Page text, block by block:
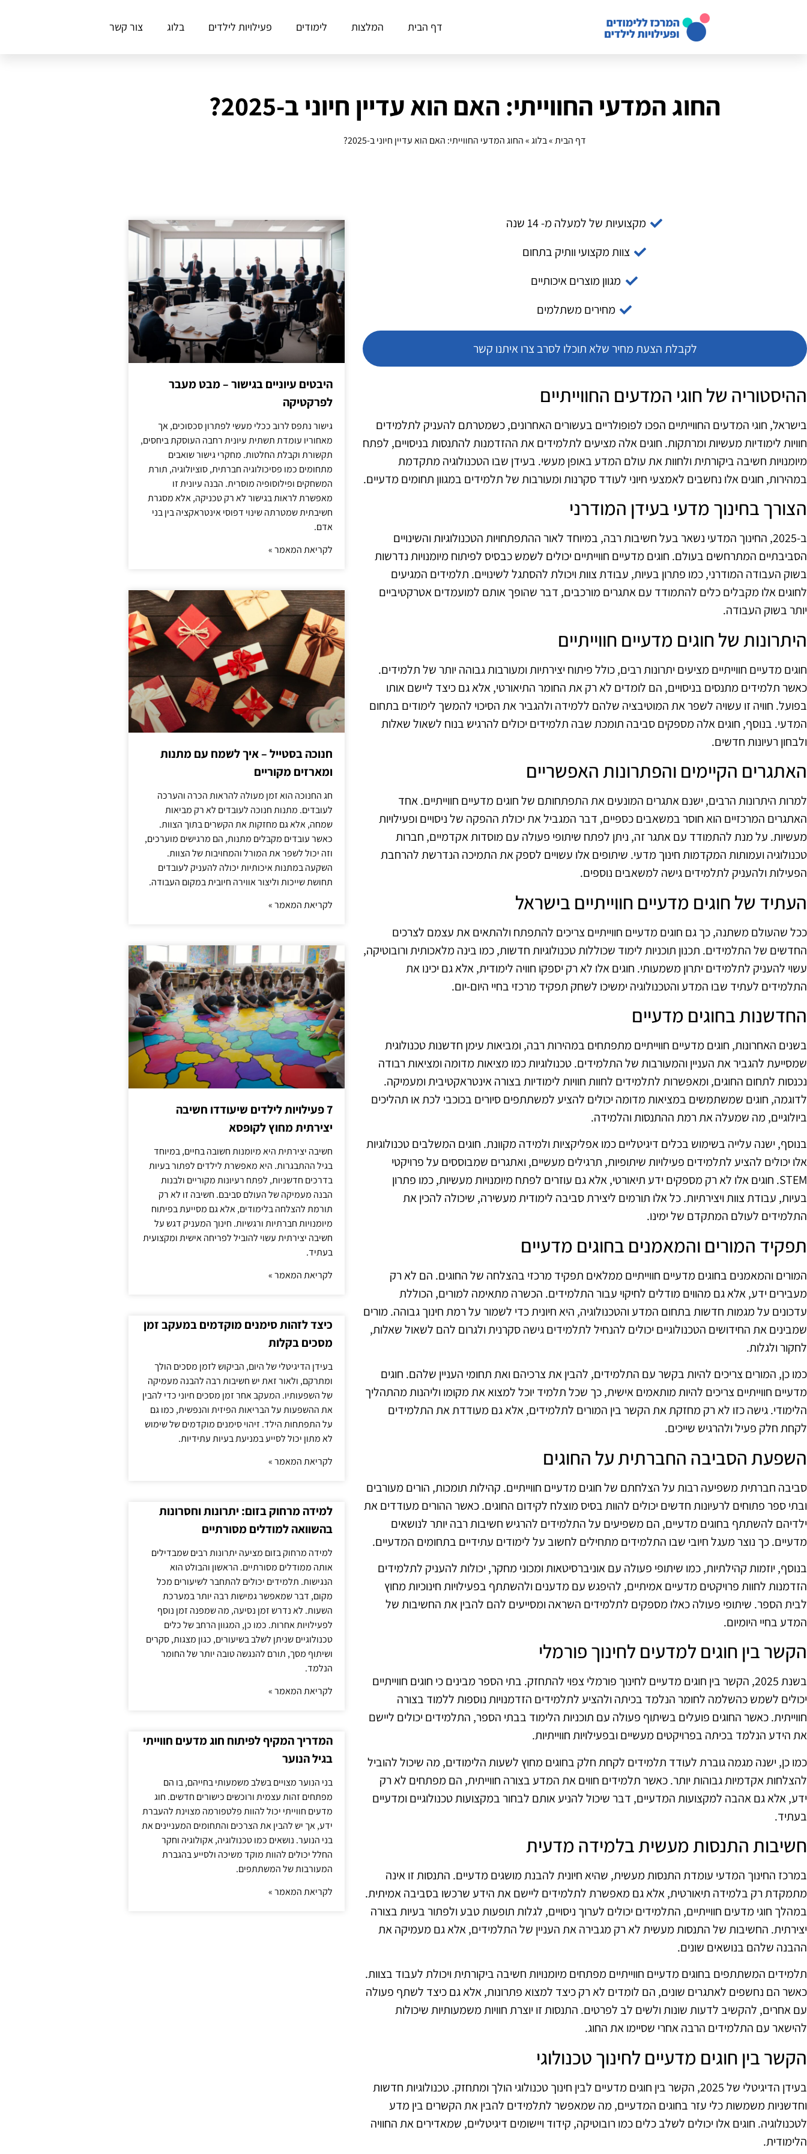
דף הבית המלצות לימודים פעילויות לילדים בלוג צור קשר
החוג המדעי החווייתי: האם הוא עדיין חיוני ב‑2025?
דף הבית»בלוג»החוג המדעי החווייתי: האם הוא עדיין חיוני ב‑2025?
מקצועיות של למעלה מ- 14 שנה
צוות מקצועי וותיק בתחום
מגוון מוצרים איכותיים
מחירים משתלמים
לקבלת הצעת מחיר שלא תוכלו לסרב צרו איתנו קשר
ההיסטוריה של חוגי המדעים החווייתיים
בישראל, חוגי המדעים החווייתיים הפכו לפופולריים בעשורים האחרונים, כשמטרתם להעניק לתלמידים
חוויות לימודיות מעשיות ומרתקות. חוגים אלה מציעים לתלמידים את ההזדמנות להתנסות בניסויים, לפתח
מיומנויות חשיבה ביקורתית ולחוות את עולם המדע באופן מעשי. בעידן שבו הטכנולוגיה מתקדמת
במהירות, חוגים אלו נחשבים לאמצעי חיוני לעודד סקרנות ומעורבות של תלמידים במגוון תחומים מדעיים.
הצורך בחינוך מדעי בעידן המודרני
ב‑2025, החינוך המדעי נשאר בעל חשיבות רבה, במיוחד לאור ההתפתחויות הטכנולוגיות והשינויים
הסביבתיים המתרחשים בעולם. חוגים מדעיים חווייתיים יכולים לשמש כבסיס לפיתוח מיומנויות נדרשות
בשוק העבודה המודרני, כמו פתרון בעיות, עבודת צוות ויכולת להסתגל לשינויים. תלמידים המגיעים
לחוגים אלו מקבלים כלים להתמודד עם אתגרים מורכבים, דבר שהופך אותם למועמדים אטרקטיביים
יותר בשוק העבודה.
היתרונות של חוגים מדעיים חווייתיים
חוגים מדעיים חווייתיים מציעים יתרונות רבים, כולל פיתוח יצירתיות ומעורבות גבוהה יותר של תלמידים.
כאשר תלמידים מתנסים בניסויים, הם לומדים לא רק את החומר התיאורטי, אלא גם כיצד ליישם אותו
בפועל. חוויה זו עשויה לשפר את המוטיבציה שלהם ללמידה ולהגביר את הסיכוי להמשך לימודים בתחום
המדעי. בנוסף, חוגים אלה מספקים סביבה תומכת שבה תלמידים יכולים להרגיש בנוח לשאול שאלות
ולבחון רעיונות חדשים.
האתגרים הקיימים והפתרונות האפשריים
למרות היתרונות הרבים, ישנם אתגרים המונעים את התפתחותם של חוגים מדעיים חווייתיים. אחד
האתגרים המרכזיים הוא חוסר במשאבים כספיים, דבר המגביל את יכולת ההפקה של ניסויים ופעילויות
מעשיות. על מנת להתמודד עם אתגר זה, ניתן לפתח שיתופי פעולה עם מוסדות אקדמיים, חברות
טכנולוגיה ועמותות המקדמות חינוך מדעי. שיתופים אלו עשויים לספק את התמיכה הנדרשת להרחבת
הפעילות ולהעניק לתלמידים גישה למשאבים נוספים.
העתיד של חוגים מדעיים חווייתיים בישראל
ככל שהעולם משתנה, כך גם חוגים מדעיים חווייתיים צריכים להתפתח ולהתאים את עצמם לצרכים
החדשים של התלמידים. תכנון תוכניות לימוד שכוללות טכנולוגיות חדשות, כמו בינה מלאכותית ורובוטיקה,
עשוי להעניק לתלמידים יתרון משמעותי. חוגים אלו לא רק יספקו חוויה לימודית, אלא גם יכינו את
התלמידים לעתיד שבו המדע והטכנולוגיה ימשיכו לשחק תפקיד מרכזי בחיי היום-יום.
החדשנות בחוגים מדעיים
בשנים האחרונות, חוגים מדעיים חווייתיים מתפתחים במהירות רבה, ומביאות עימן חדשנות טכנולוגית
שמסייעת להגביר את העניין והמעורבות של התלמידים. טכנולוגיות כמו מציאות מדומה ומציאות רבודה
נכנסות לתחום החוגים, ומאפשרות לתלמידים לחוות חוויות לימודיות בצורה אינטראקטיבית ומעמיקה.
לדוגמה, חוגים שמשתמשים במציאות מדומה יכולים להציע למשתתפים סיורים בכוכבי לכת או תהליכים
ביולוגיים, מה שמעלה את רמת ההתנסות והלמידה.
בנוסף, ישנה עלייה בשימוש בכלים דיגיטליים כמו אפליקציות ולמידה מקוונת. חוגים המשלבים טכנולוגיות
אלו יכולים להציע לתלמידים פעילויות שיתופיות, תרגילים מעשיים, ואתגרים שמבוססים על פרויקטי
STEM. חוגים אלו לא רק מספקים ידע תיאורטי, אלא גם עוזרים לפתח מיומנויות מעשיות, כמו פתרון
בעיות, עבודת צוות ויצירתיות. כל אלו תורמים ליצירת סביבה לימודית מעשירה, שיכולה להכין את
התלמידים לעולם המתקדם של ימינו.
תפקיד המורים והמאמנים בחוגים מדעיים
המורים והמאמנים בחוגים מדעיים חווייתיים ממלאים תפקיד מרכזי בהצלחה של החוגים. הם לא רק
מעבירים ידע, אלא גם מהווים מודלים לחיקוי עבור התלמידים. הכשרה מתאימה למורים, הכוללת
עדכונים על מגמות חדשות בתחום המדע והטכנולוגיה, היא חיונית כדי לשמור על רמת חינוך גבוהה. מורים
שמבינים את החידושים הטכנולוגיים יכולים להנחיל לתלמידים גישה סקרנית ולגרום להם לשאול שאלות,
לחקור ולגלות.
כמו כן, המורים צריכים להיות בקשר עם התלמידים, להבין את צרכיהם ואת תחומי העניין שלהם. חוגים
מדעיים חווייתיים צריכים להיות מותאמים אישית, כך שכל תלמיד יוכל למצוא את מקומו וליהנות מהתהליך
הלימודי. גישה כזו לא רק מחזקת את הקשר בין המורים לתלמידים, אלא גם מעודדת את התלמידים
לקחת חלק פעיל ולהרגיש שייכים.
השפעת הסביבה החברתית על החוגים
סביבה חברתית משפיעה רבות על הצלחתם של חוגים מדעיים חווייתיים. קהילות תומכות, הורים מעורבים
ובתי ספר פתוחים לרעיונות חדשים יכולים להוות בסיס מוצלח לקידום החוגים. כאשר ההורים מעודדים את
ילדיהם להשתתף בחוגים מדעיים, הם משפיעים על התלמידים להרגיש חשיבות רבה יותר לנושאים
מדעיים. כך נוצר מעגל חיובי שבו התלמידים מתחילים לחשוב על לימודים עתידיים בתחומים המדעיים.
בנוסף, יוזמות קהילתיות, כמו שיתופי פעולה עם אוניברסיטאות ומכוני מחקר, יכולות להעניק לתלמידים
הזדמנות לחוות פרויקטים מדעיים אמיתיים, להיפגש עם מדענים ולהשתתף בפעילויות חינוכיות מחוץ
לבית הספר. שיתופי פעולה כאלו מספקים לתלמידים השראה ומסייעים להם להבין את החשיבות של
המדע בחיי היומיום.
הקשר בין חוגים למדעים לחינוך פורמלי
בשנת 2025, הקשר בין חוגים מדעיים לחינוך פורמלי צפוי להתחזק. בתי הספר מבינים כי חוגים חווייתיים
יכולים לשמש כהשלמה לחומר הנלמד בכיתה ולהציע לתלמידים הזדמנויות נוספות ללמוד בצורה
חווייתית. כאשר החוגים פועלים בשיתוף פעולה עם תוכניות הלימוד בבתי הספר, התלמידים יכולים ליישם
את הידע הנלמד בכיתה בפרויקטים מעשיים ובפעילויות חווייתיות.
כמו כן, ישנה מגמה גוברת לעודד תלמידים לקחת חלק בחוגים מחוץ לשעות הלימודים, מה שיכול להוביל
להצלחות אקדמיות גבוהות יותר. כאשר תלמידים חווים את המדע בצורה חווייתית, הם מפתחים לא רק
ידע, אלא גם אהבה למקצועות המדעיים, דבר שיכול להניע אותם לבחור במקצועות טכנולוגיים ומדעיים
בעתיד.
חשיבות התנסות מעשית בלמידה מדעית
במרכז החינוך המדעי עומדת התנסות מעשית, שהיא חיונית להבנת מושגים מדעיים. התנסות זו אינה
מתמקדת רק בלמידה תיאורטית, אלא גם מאפשרת לתלמידים ליישם את הידע שרכשו בסביבה אמיתית.
במהלך חוגי מדעים חווייתיים, התלמידים יכולים לערוך ניסויים, לגלות תופעות טבע ולפתור בעיות בצורה
יצירתית. החשיבות של התנסות מעשית לא רק מגבירה את העניין של התלמידים, אלא גם מעמיקה את
ההבנה שלהם בנושאים שונים.
תלמידים המשתתפים בחוגים מדעיים חווייתיים מפתחים מיומנויות חשיבה ביקורתית ויכולת לעבוד בצוות.
כאשר הם נחשפים לאתגרים שונים, הם לומדים לא רק כיצד למצוא פתרונות, אלא גם כיצד לשתף פעולה
עם אחרים, להקשיב לדעות שונות ולשים לב לפרטים. התנסות זו יוצרת חוויות משמעותיות שיכולות
להישאר עם התלמידים הרבה אחרי שסיימו את החוג.
הקשר בין חוגים מדעיים לחינוך טכנולוגי
בעידן הדיגיטלי של 2025, הקשר בין חוגים מדעיים לבין חינוך טכנולוגי הולך ומתחזק. טכנולוגיות חדשות
וחדשניות משמשות כלי עזר בחוגים המדעיים, מה שמאפשר לתלמידים להבין את הקשרים בין מדע
לטכנולוגיה. חוגים אלו יכולים לשלב כלים כמו רובוטיקה, קידוד ויישומים דיגיטליים, שמאדירים את החוויה
הלימודית.
היבטים עיוניים בגישור – מבט מעבר
לפרקטיקה
גישור נתפס לרוב ככלי מעשי לפתרון סכסוכים, אך
מאחוריו עומדת תשתית עיונית רחבה העוסקת ביחסים,
תקשורת וקבלת החלטות. מחקרי גישור שואבים
מתחומים כמו פסיכולוגיה חברתית, סוציולוגיה, תורת
המשחקים ופילוסופיה מוסרית. הבנה עיונית זו
מאפשרת לראות בגישור לא רק טכניקה, אלא מסגרת
חשיבתית שמטרתה שינוי דפוסי אינטראקציה בין בני
אדם.
לקריאת המאמר »
חנוכה בסטייל – איך לשמח עם מתנות
ומארזים מקוריים
חג החנוכה הוא זמן מעולה להראות הכרה והערכה
לעובדים. מתנות חנוכה לעובדים לא רק מביאות
שמחה, אלא גם מחזקות את הקשרים בתוך הצוות.
כאשר עובדים מקבלים מתנות, הם מרגישים מוערכים,
וזה יכול לשפר את המורל והמחויבות של הצוות.
השקעה במתנות איכותיות יכולה להעניק לעובדים
תחושת שייכות וליצור אווירה חיובית במקום העבודה.
לקריאת המאמר »
7 פעילויות לילדים שיעודדו חשיבה
יצירתית מחוץ לקופסא
חשיבה יצירתית היא מיומנות חשובה בחיים, במיוחד
בגיל ההתבגרות. היא מאפשרת לילדים לפתור בעיות
בדרכים חדשניות, לפתח רעיונות מקוריים ולבנות
הבנה מעמיקה של העולם סביבם. חשיבה זו לא רק
תורמת להצלחה בלימודים, אלא גם מסייעת בפיתוח
מיומנויות חברתיות ורגשיות. חינוך המעניק דגש על
חשיבה יצירתית עשוי להוביל לפריחה אישית ומקצועית
בעתיד.
לקריאת המאמר »
כיצד לזהות סימנים מוקדמים במעקב זמן
מסכים בקלות
בעידן הדיגיטלי של היום, הביקוש לזמן מסכים הולך
ומתרקם, ולאור זאת יש חשיבות רבה להבנה מעמיקה
של השפעותיו. המעקב אחר זמן מסכים חיוני כדי להבין
את ההשפעות על הבריאות הפיזית והנפשית, כמו גם
על התפתחות הילד. זיהוי סימנים מוקדמים של שימוש
לא מתון יכול לסייע במניעת בעיות עתידיות.
לקריאת המאמר »
למידה מרחוק בזום: יתרונות וחסרונות
בהשוואה למודלים מסורתיים
למידה מרחוק בזום מציעה יתרונות רבים שמבדילים
אותה ממודלים מסורתיים. הראשון והבולט הוא
הנגישות. תלמידים יכולים להתחבר לשיעורים מכל
מקום, דבר שמאפשר גמישות רבה יותר במערכת
השעות. לא נדרש זמן נסיעה, מה שמפנה זמן נוסף
לפעילויות אחרות. כמו כן, המגוון הרחב של כלים
טכנולוגיים שניתן לשלב בשיעורים, כגון מצגות, סקרים
ושיתוף מסך, תורם להנגשה טובה יותר של החומר
הנלמד.
לקריאת המאמר »
המדריך המקיף לפיתוח חוג מדעים חווייתי
בגיל הנוער
בני הנוער מצויים בשלב משמעותי בחייהם, בו הם
מפתחים זהות עצמית ורוכשים כישורים חדשים. חוג
מדעים חווייתי יכול להוות פלטפורמה מצוינת להעברת
ידע, אך יש להבין את הצרכים והתחומים המעניינים את
בני הנוער. נושאים כמו טכנולוגיה, אקולוגיה וחקר
החלל יכולים להוות מוקד משיכה ולסייע בהגברת
המעורבות של המשתתפים.
לקריאת המאמר »